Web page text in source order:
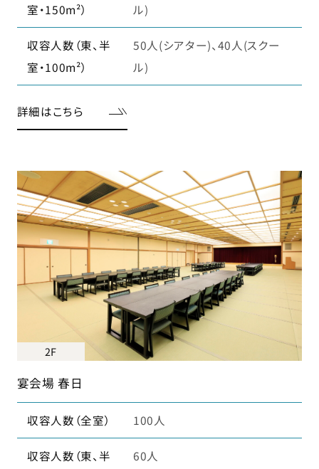
室・150m²）
ル)
収容人数（東、半
室・100m²）
50人(シアター)、40人(スクー
ル)
詳細はこちら
宴会場 春日
収容人数（全室） 100人
収容人数（東、半
60人
2F